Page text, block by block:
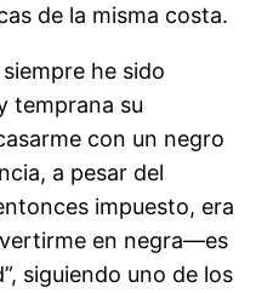
de la misma costa.
he sido
temprana su
con un negro
a pesar del
impuesto, era
en negra—es
siguiendo uno de los